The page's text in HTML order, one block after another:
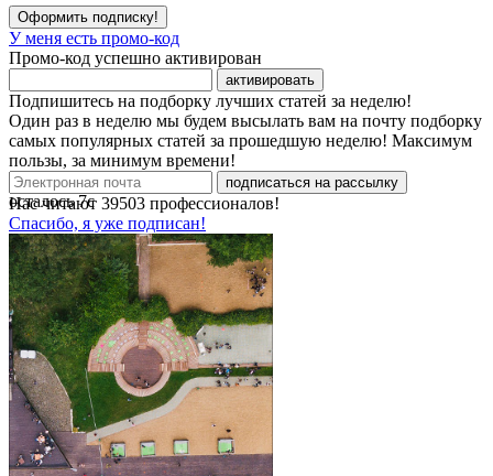
Оформить подписку!
У меня есть промо-код
Промо-код успешно активирован
активировать
Подпишитесь на подборку лучших статей за неделю!
Один раз в неделю мы будем высылать вам на почту подборку
самых популярных статей за прошедшую неделю! Максимум
пользы, за минимум времени!
подписаться на рассылку
Нас читают 39503 профессионалов!
Спасибо, я уже подписан!
осталось7с